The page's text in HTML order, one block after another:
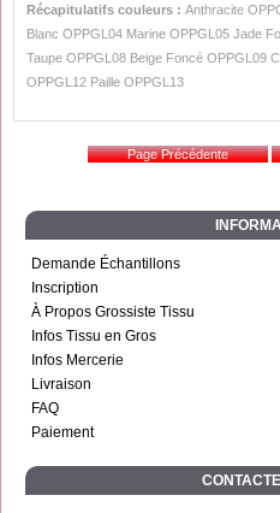
Demande Échantillons
Inscription
À Propos Grossiste Tissu
Infos Tissu en Gros
Infos Mercerie
Livraison
FAQ
Paiement
Récapitulatifs couleurs : Anthracite
Blanc OPPGL04 Marine OPPGL05 Jade
Taupe OPPGL08 Beige Foncé OPPGL09
OPPGL12 Paille OPPGL13